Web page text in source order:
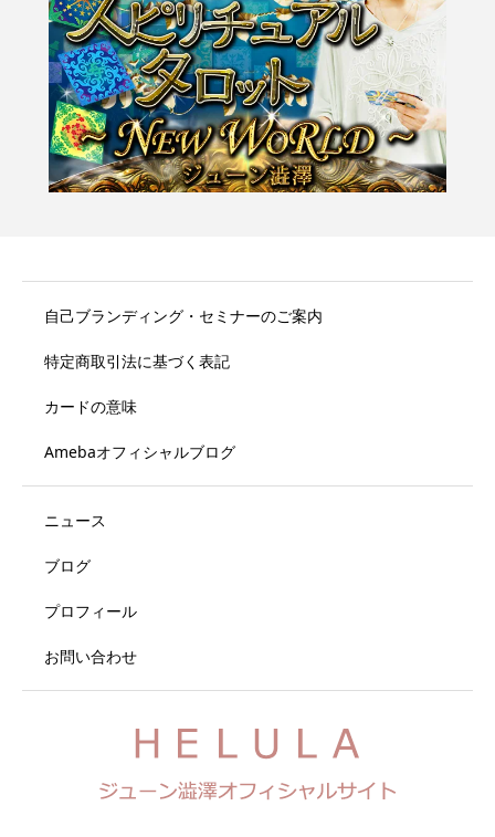
自己ブランディング・セミナーのご案内
特定商取引法に基づく表記
カードの意味
Amebaオフィシャルブログ
ニュース
ブログ
プロフィール
お問い合わせ